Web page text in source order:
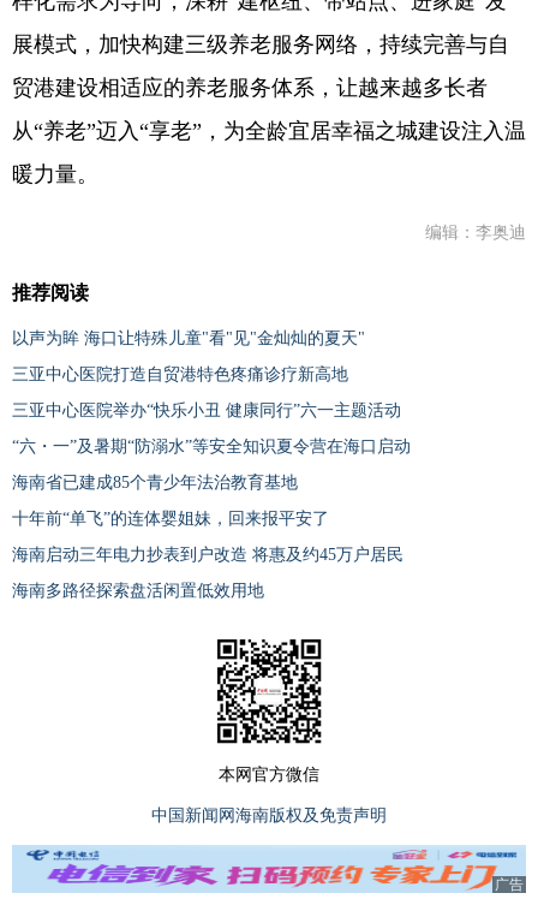
展模式，加快构建三级养老服务网络，持续完善与自
贸港建设相适应的养老服务体系，让越来越多长者
从“养老”迈入“享老”，为全龄宜居幸福之城建设注入温
暖力量。
编辑：李奥迪
推荐阅读
以声为眸 海口让特殊儿童"看"见"金灿灿的夏天"
三亚中心医院打造自贸港特色疼痛诊疗新高地
三亚中心医院举办“快乐小丑 健康同行”六一主题活动
“六・一”及暑期“防溺水”等安全知识夏令营在海口启动
海南省已建成85个青少年法治教育基地
十年前“单飞”的连体婴姐妹，回来报平安了
海南启动三年电力抄表到户改造 将惠及约45万户居民
海南多路径探索盘活闲置低效用地
本网官方微信
中国新闻网海南版权及免责声明
广告